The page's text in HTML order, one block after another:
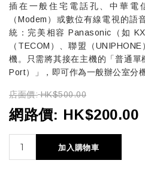
插在一般住宅電話孔、中華電
（Modem）或數位有線電視的語
統：完美相容 Panasonic（如
（TECOM）、聯盟（
機。只需將其接在主機的「普通
Port）」，即可作為一般辦公室分
店面價: HK$500.00
網路價: HK$200.00
加入購物車